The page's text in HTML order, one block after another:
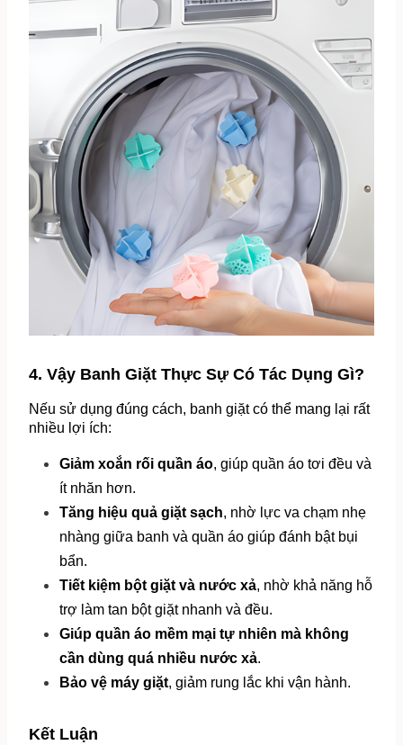
4. Vậy Banh Giặt Thực Sự Có Tác Dụng Gì?
Nếu sử dụng đúng cách, banh giặt có thể mang lại rất
nhiều lợi ích:
Giảm xoắn rối quần áo, giúp quần áo tơi đều và
ít nhăn hơn.
Tăng hiệu quả giặt sạch, nhờ lực va chạm nhẹ
nhàng giữa banh và quần áo giúp đánh bật bụi
bẩn.
Tiết kiệm bột giặt và nước xả, nhờ khả năng hỗ
trợ làm tan bột giặt nhanh và đều.
Giúp quần áo mềm mại tự nhiên mà không
cần dùng quá nhiều nước xả.
Bảo vệ máy giặt, giảm rung lắc khi vận hành.
Kết Luận